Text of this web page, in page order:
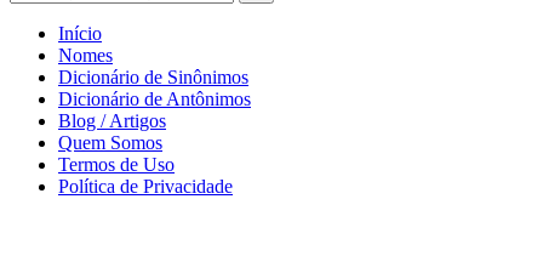
Início
Nomes
Dicionário de Sinônimos
Dicionário de Antônimos
Blog / Artigos
Quem Somos
Termos de Uso
Política de Privacidade